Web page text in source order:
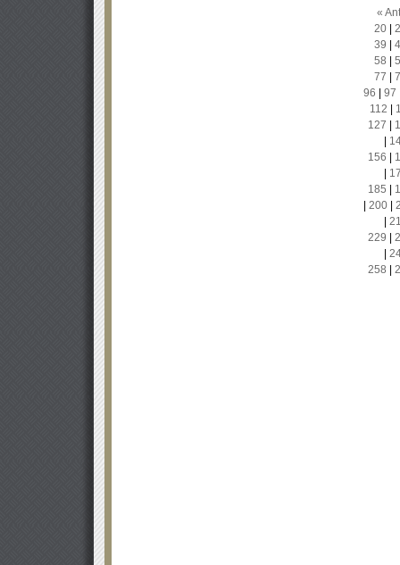
«
20|
39
58
77
96
97
112
127
156
185
200|
229
258